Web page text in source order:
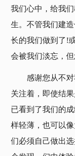
我们心中，给我
生。不管我们建
长的我们做到了!
会被我们淡忘，
感谢您从不
关注着，即使结
已看到了我们的
样轻薄，也可以
们必须自己做出